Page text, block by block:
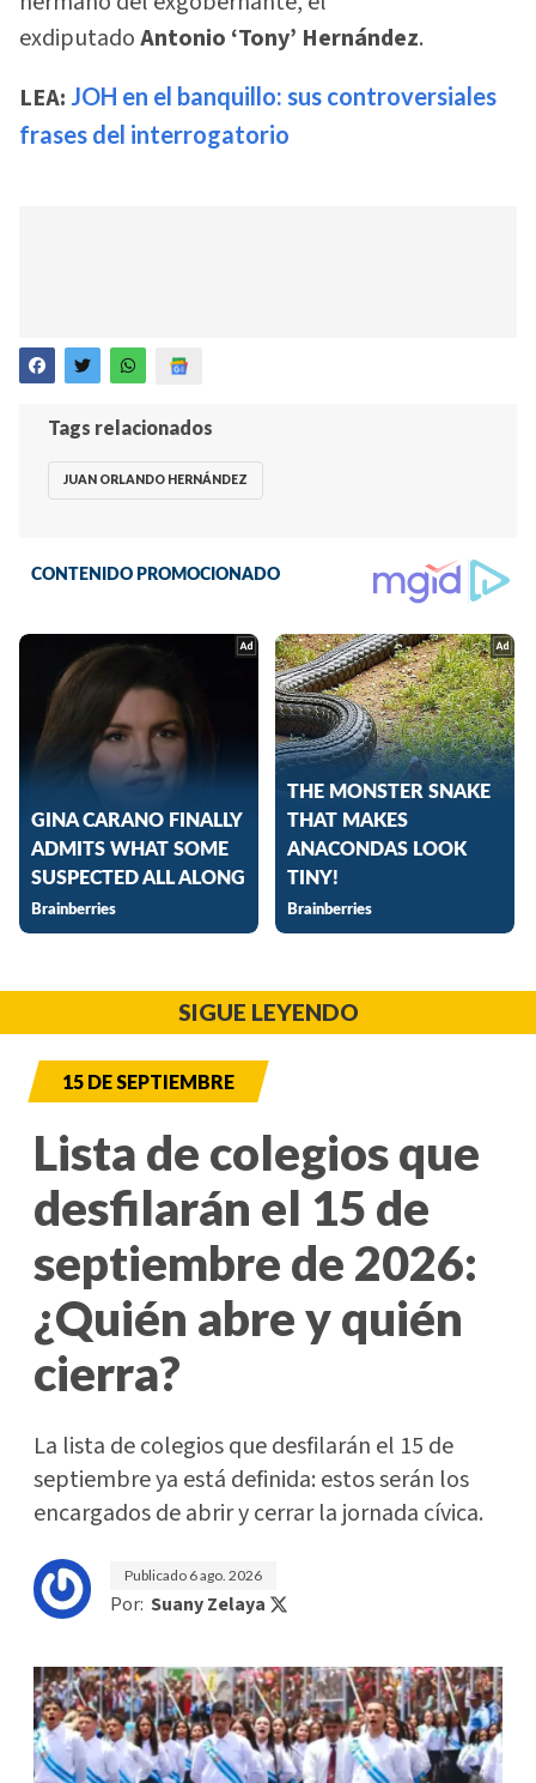
exdiputadoAntonio ‘Tony’ Hernández.
LEA: JOH en el banquillo: sus controversiales
frases del interrogatorio
Tags relacionados
JUAN ORLANDO HERNÁNDEZ
SIGUE LEYENDO
15 DE SEPTIEMBRE
Lista de colegios que
desfilarán el 15 de
septiembre de 2026:
¿Quién abre y quién
cierra?
La lista de colegios que desfilarán el 15 de
septiembre ya está definida: estos serán los
encargados de abrir y cerrar la jornada cívica.
Publicado 6 ago. 2026
Por: Suany Zelaya